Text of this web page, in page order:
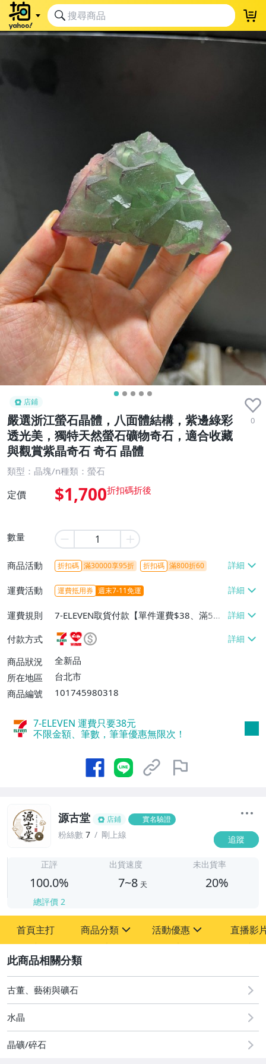
店鋪
嚴選浙江螢石晶體，八面體結構，紫邊綠彩
透光美，獨特天然螢石礦物奇石，適合收藏
與觀賞紫晶奇石 奇石 晶體
0
類型：晶塊/n種類：螢石
定價 $1,700
數量
商品活動 折扣碼 滿30000享95折 折扣碼 滿800折60
運費活動 運費抵用券 週末7-11免運
運費規則
7-ELEVEN取貨付款【單件運費$38、滿5件
或消費滿$1298免運費】、7-ELEVEN取貨
不付款【免運費】、萊爾富取貨付款【單件
運費$60、滿5件或消費滿$1298免運
費】、宅配/貨運【單件運費$120、滿5件
付款方式
商品狀況
全新品
所在地區
台北市
商品編號
101745980318
7-ELEVEN 運費只要38元
不限金額、筆數，筆筆優惠無限次！
源古堂 店鋪 實名驗證
粉絲數 7 剛上線 追蹤
正評
100.0%
總評價 2
出貨速度
7~8 天
未出貨率
20%
首頁主打 商品分類
其它
活動優惠
[全店] 周年慶
[全店] 粉絲專享
直播影
古董、藝術與礦石
水晶
晶礦/碎石